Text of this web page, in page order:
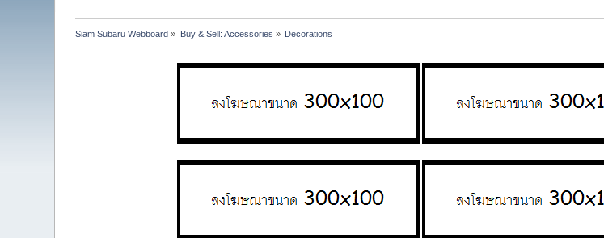
Siam Subaru Webboard » Buy & Sell: Accessories » Decorations